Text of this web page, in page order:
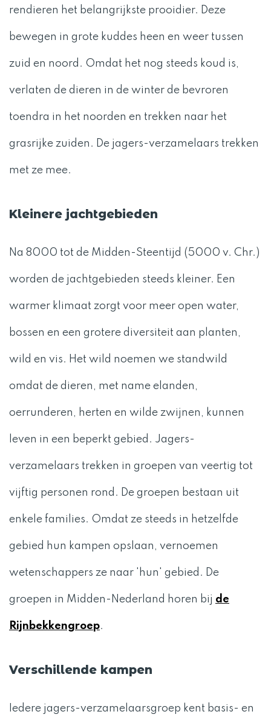
rendieren het belangrijkste prooidier. Deze
bewegen in grote kuddes heen en weer tussen
zuid en noord. Omdat het nog steeds koud is,
verlaten de dieren in de winter de bevroren
toendra in het noorden en trekken naar het
grasrijke zuiden. De jagers-verzamelaars trekken
met ze mee.
Kleinere jachtgebieden
Na 8000 tot de Midden-Steentijd (5000 v. Chr.)
worden de jachtgebieden steeds kleiner. Een
warmer klimaat zorgt voor meer open water,
bossen en een grotere diversiteit aan planten,
wild en vis. Het wild noemen we standwild
omdat de dieren, met name elanden,
oerrunderen, herten en wilde zwijnen, kunnen
leven in een beperkt gebied. Jagers-
verzamelaars trekken in groepen van veertig tot
vijftig personen rond. De groepen bestaan uit
enkele families. Omdat ze steeds in hetzelfde
gebied hun kampen opslaan, vernoemen
wetenschappers ze naar 'hun' gebied. De
groepen in Midden-Nederland horen bij de
Rijnbekkengroep.
Verschillende kampen
Iedere jagers-verzamelaarsgroep kent basis- en